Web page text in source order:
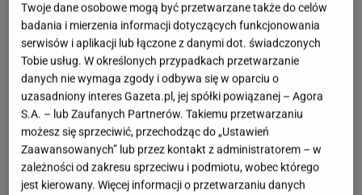
Twoje dane osobowe mogą być przetwarzane także do celów
badania i mierzenia informacji dotyczących funkcjonowania
serwisów i aplikacji lub łączone z danymi dot. świadczonych
Tobie usług. W określonych przypadkach przetwarzanie
danych nie wymaga zgody i odbywa się w oparciu o
uzasadniony interes Gazeta.pl, jej spółki powiązanej – Agora
S.A. – lub Zaufanych Partnerów. Takiemu przetwarzaniu
możesz się sprzeciwić, przechodząc do „Ustawień
Zaawansowanych” lub przez kontakt z administratorem – w
zależności od zakresu sprzeciwu i podmiotu, wobec którego
jest kierowany. Więcej informacji o przetwarzaniu danych